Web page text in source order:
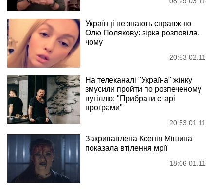
Українці не знають справжню
Олю Полякову: зірка розповіла,
чому
20:53 02.11
На телеканалі "Україна" жінку
змусили пройти по розпеченому
вугіллю: "Прибрати старі
програми"
20:53 01.11
Закривавлена Ксенія Мішина
показала втілення мрії
18:06 01.11